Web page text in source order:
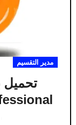
مدير التقسيم